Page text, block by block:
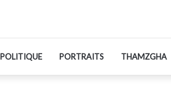
POLITIQUE PORTRAITS THAMZGHA